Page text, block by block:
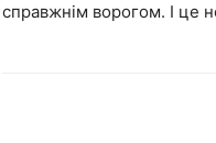
справжнім ворогом. І це